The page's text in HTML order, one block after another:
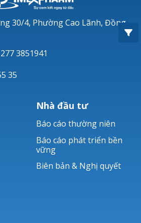
30/4, Phường Cao Lãnh, Đồng
3851941
35
Nhà đầu tư
Báo cáo thường niên
Báo cáo phát triển bền
vững
Biên bản & Nghị quyết